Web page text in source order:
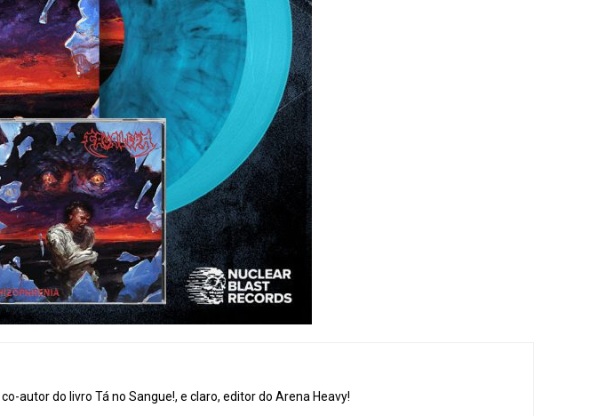
autor do livro Tá no Sangue!, e claro, editor do Arena Heavy!